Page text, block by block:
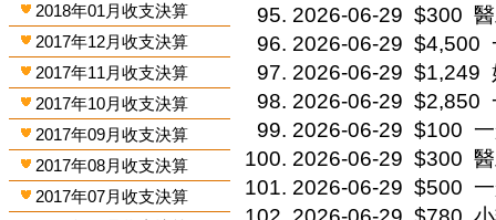
2018年01月收支決算
2017年12月收支決算
2017年11月收支決算
2017年10月收支決算
2017年09月收支決算
2017年08月收支決算
2017年07月收支決算
2026-06-29 $300
2026-06-29 $4,500
2026-06-29 $1,249
2026-06-29 $2,850
2026-06-29 $100
2026-06-29 $300
2026-06-29 $500